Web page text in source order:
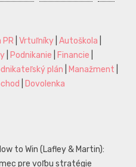
PR Vrtuľníky Autoškola
Podnikanie Financie
plán Manažment
Dovolenka
to Win (Lafley & Martin):
pre voľbu stratégie